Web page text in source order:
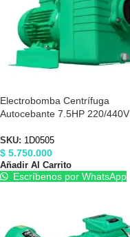
Electrobomba Centrífuga
Autocebante 7.5HP 220/440V
SKU: 1D0505
$ 5.750.000
Añadir Al Carrito
Escríbenos por WhatsApp